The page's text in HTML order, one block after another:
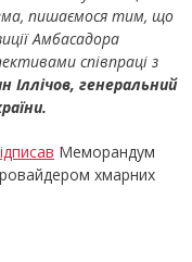
пишаємося тим, що
Амбасадора
співпраці з
Іллічов, генеральний
Меморандум
хмарних